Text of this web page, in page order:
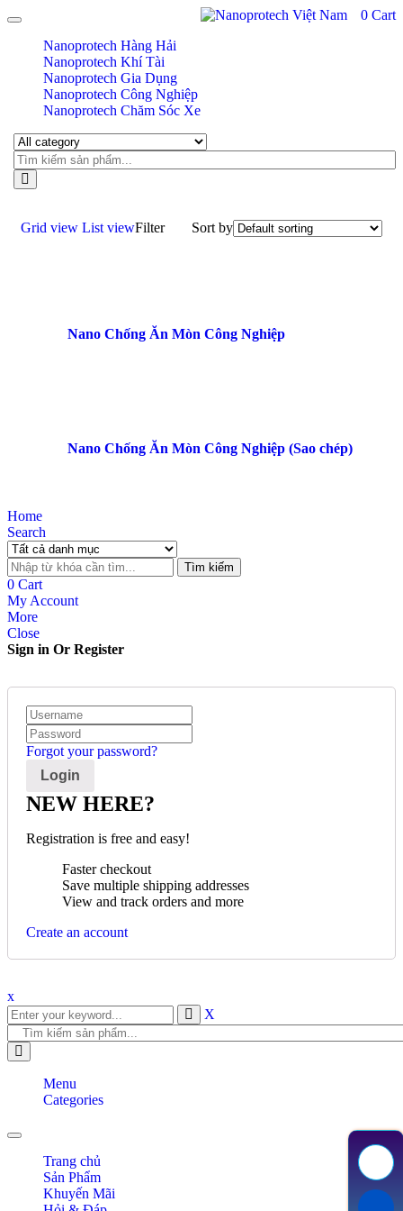
Toggle navigation
Nanoprotech Hàng Hải
Nanoprotech Khí Tài
Nanoprotech Gia Dụng
Nanoprotech Công Nghiệp
Nanoprotech Chăm Sóc Xe
0 Cart
Grid view List view Sort by
Filter
Nano Chống Ăn Mòn Công Nghiệp
Nano Chống Ăn Mòn Công Nghiệp (Sao chép)
Home
Search
Tìm kiếm
0 Cart
My Account
More
Close
Sign in Or Register
Forgot your password?
NEW HERE?
Registration is free and easy!
Faster checkout
Save multiple shipping addresses
View and track orders and more
Create an account
x
X
Menu
Categories
Toggle navigation
Trang chủ
Sản Phẩm
Khuyến Mãi